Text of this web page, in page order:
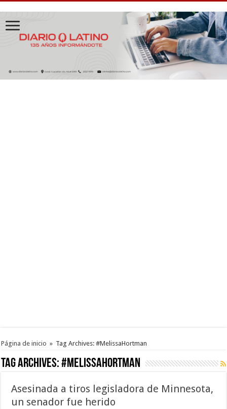
Página de inicio » Tag Archives: #MelissaHortman
Tag Archives:#MelissaHortman
Asesinada a tiros legisladora de Minnesota,
un senador fue herido